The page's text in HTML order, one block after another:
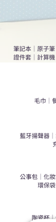
筆記本 ｜ 原子筆
證件套 ｜ 計算機
​毛巾 ｜
​藍牙揚聲器 ｜
公事包｜ 化
環保袋
陶瓷杯｜